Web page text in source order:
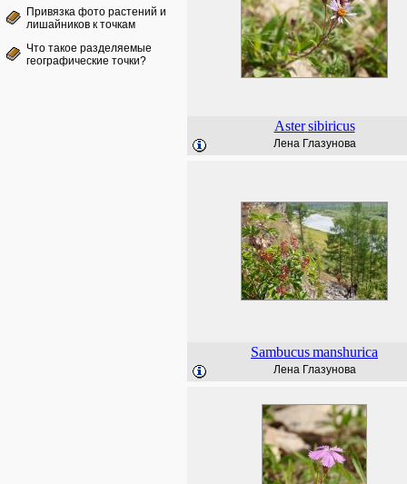
Привязка фото растений и
лишайников к точкам
Что такое разделяемые
географические точки?
Aster sibiricus
Лена Глазунова
Sambucusmanshurica
Лена Глазунова